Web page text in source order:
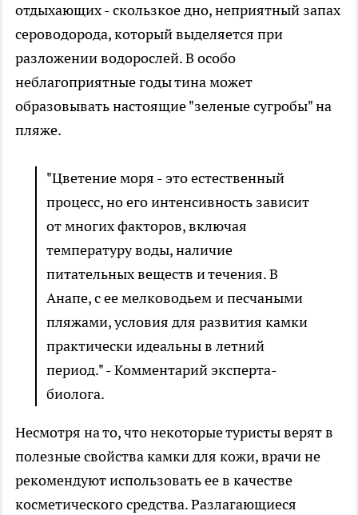
отдыхающих - скользкое дно, неприятный запах
сероводорода, который выделяется при
разложении водорослей. В особо
неблагоприятные годы тина может
образовывать настоящие "зеленые сугробы" на
пляже.
"Цветение моря - это естественный
процесс, но его интенсивность зависит
от многих факторов, включая
температуру воды, наличие
питательных веществ и течения. В
Анапе, с ее мелководьем и песчаными
пляжами, условия для развития камки
практически идеальны в летний
период." - Комментарий эксперта-
биолога.
Несмотря на то, что некоторые туристы верят в
полезные свойства камки для кожи, врачи не
рекомендуют использовать ее в качестве
косметического средства. Разлагающиеся